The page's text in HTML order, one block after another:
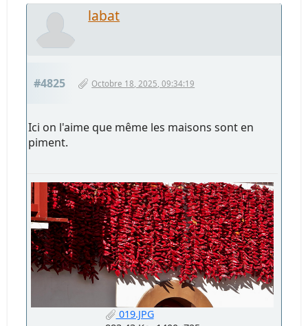
labat
#4825 Octobre 18, 2025, 09:34:19
Ici on l'aime que même les maisons sont en
piment.
019.JPG